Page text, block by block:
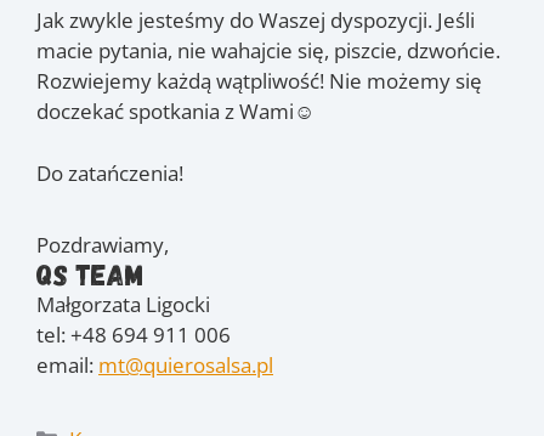
Jak zwykle jesteśmy do Waszej dyspozycji. Jeśli
macie pytania, nie wahajcie się, piszcie, dzwońcie.
Rozwiejemy każdą wątpliwość! Nie możemy się
doczekać spotkania z Wami☺️
Do zatańczenia!
Pozdrawiamy,
QS Team
Małgorzata Ligocki
tel: +48 694 911 006
email: mt@quierosalsa.pl